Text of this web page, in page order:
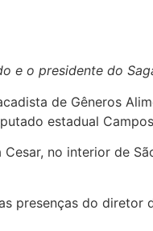
e o presidente do
de Gêneros
estadual
no interior de
presenças do